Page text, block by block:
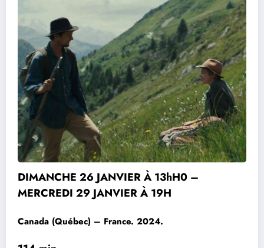
DIMANCHE 26 JANVIER À 13hH0 –
MERCREDI 29 JANVIER À 19H
Canada (Québec) – France. 2024.